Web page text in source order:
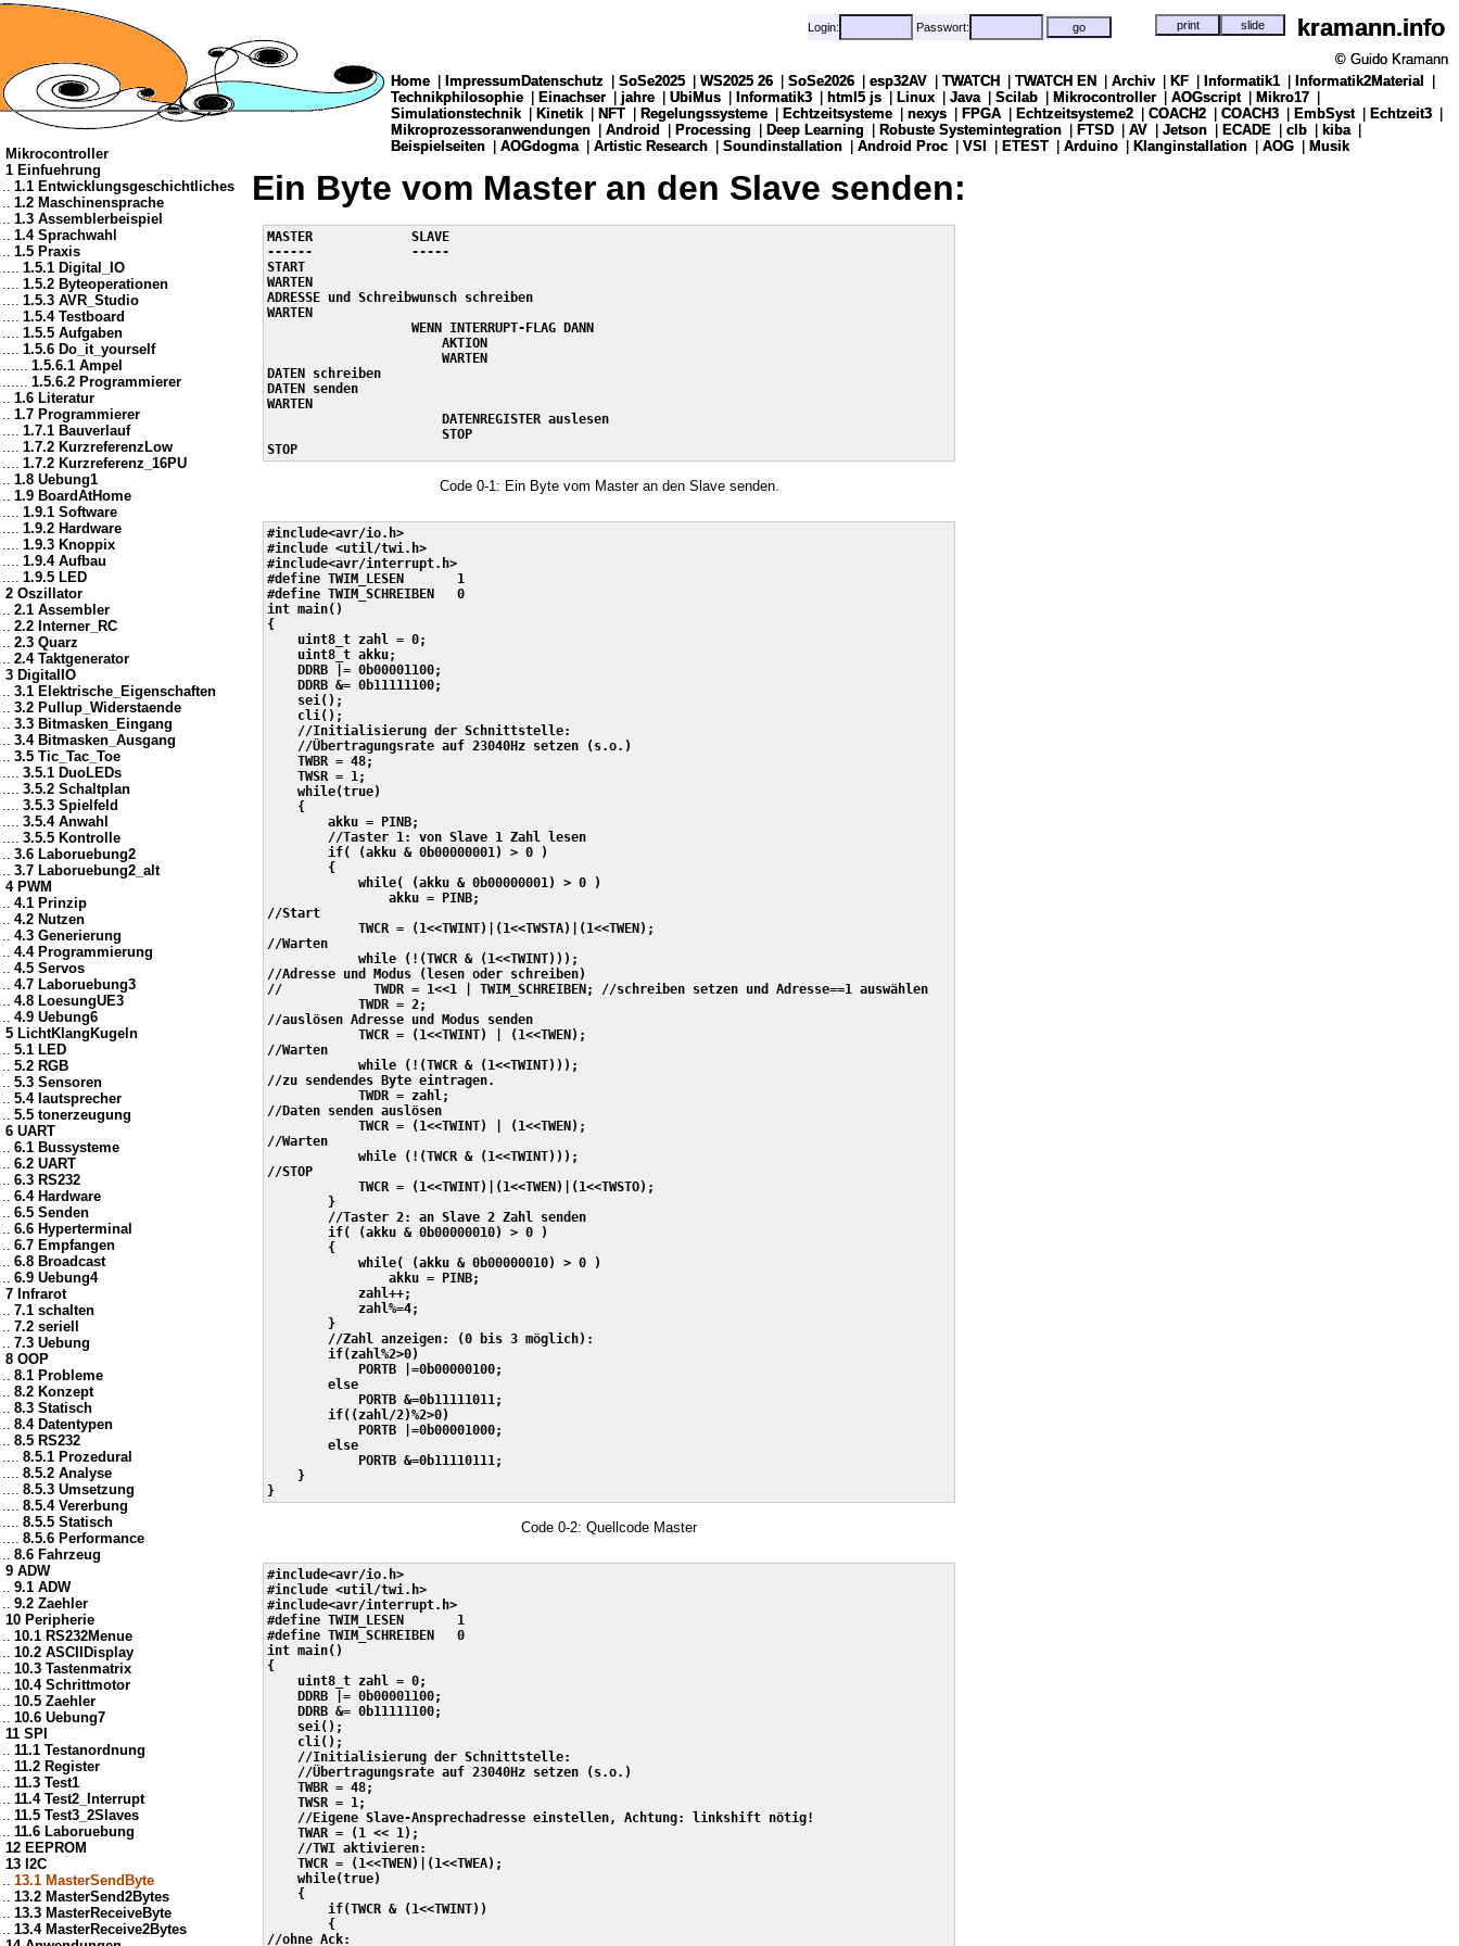
kramann.info
© Guido Kramann
Home
ImpressumDatenschutz SoSe2025 WS2025 26 SoSe2026 esp32AV TWATCH TWATCH EN Archiv KF Informatik1 Informatik2Material
Technikphilosophie
Einachser jahre UbiMus Informatik3 html5 js Linux Java Scilab Mikrocontroller AOGscript Mikro17
Simulationstechnik
Kinetik NFT Regelungssysteme Echtzeitsysteme nexys FPGA Echtzeitsysteme2 COACH2 COACH3 EmbSyst Echtzeit3
Mikroprozessoranwendungen
Android Processing Deep Learning Robuste Systemintegration FTSD AV Jetson ECADE clb kiba
Beispielseiten
AOGdogma Artistic Research Soundinstallation Android Proc VSI ETEST Arduino Klanginstallation AOG Musik
Login: Passwort:
Mikrocontroller
1 Einfuehrung
.. 1.1 Entwicklungsgeschichtliches
.. 1.2 Maschinensprache
.. 1.3 Assemblerbeispiel
.. 1.4 Sprachwahl
.. 1.5 Praxis
.... 1.5.1 Digital_IO
.... 1.5.2 Byteoperationen
.... 1.5.3 AVR_Studio
.... 1.5.4 Testboard
.... 1.5.5 Aufgaben
.... 1.5.6 Do_it_yourself
...... 1.5.6.1 Ampel
...... 1.5.6.2 Programmierer
.. 1.6 Literatur
.. 1.7 Programmierer
.... 1.7.1 Bauverlauf
.... 1.7.2 KurzreferenzLow
.... 1.7.2 Kurzreferenz_16PU
.. 1.8 Uebung1
.. 1.9 BoardAtHome
.... 1.9.1 Software
.... 1.9.2 Hardware
.... 1.9.3 Knoppix
.... 1.9.4 Aufbau
.... 1.9.5 LED
2 Oszillator
.. 2.1 Assembler
.. 2.2 Interner_RC
.. 2.3 Quarz
.. 2.4 Taktgenerator
3 DigitalIO
.. 3.1 Elektrische_Eigenschaften
.. 3.2 Pullup_Widerstaende
.. 3.3 Bitmasken_Eingang
.. 3.4 Bitmasken_Ausgang
.. 3.5 Tic_Tac_Toe
.... 3.5.1 DuoLEDs
.... 3.5.2 Schaltplan
.... 3.5.3 Spielfeld
.... 3.5.4 Anwahl
.... 3.5.5 Kontrolle
.. 3.6 Laboruebung2
.. 3.7 Laboruebung2_alt
4 PWM
.. 4.1 Prinzip
.. 4.2 Nutzen
.. 4.3 Generierung
.. 4.4 Programmierung
.. 4.5 Servos
.. 4.7 Laboruebung3
.. 4.8 LoesungUE3
.. 4.9 Uebung6
5 LichtKlangKugeln
.. 5.1 LED
.. 5.2 RGB
.. 5.3 Sensoren
.. 5.4 lautsprecher
.. 5.5 tonerzeugung
6 UART
.. 6.1 Bussysteme
.. 6.2 UART
.. 6.3 RS232
.. 6.4 Hardware
.. 6.5 Senden
.. 6.6 Hyperterminal
.. 6.7 Empfangen
.. 6.8 Broadcast
.. 6.9 Uebung4
7 Infrarot
.. 7.1 schalten
.. 7.2 seriell
.. 7.3 Uebung
8 OOP
.. 8.1 Probleme
.. 8.2 Konzept
.. 8.3 Statisch
.. 8.4 Datentypen
.. 8.5 RS232
.... 8.5.1 Prozedural
.... 8.5.2 Analyse
.... 8.5.3 Umsetzung
.... 8.5.4 Vererbung
.... 8.5.5 Statisch
.... 8.5.6 Performance
.. 8.6 Fahrzeug
9 ADW
.. 9.1 ADW
.. 9.2 Zaehler
10 Peripherie
.. 10.1 RS232Menue
.. 10.2 ASCIIDisplay
.. 10.3 Tastenmatrix
.. 10.4 Schrittmotor
.. 10.5 Zaehler
.. 10.6 Uebung7
11 SPI
.. 11.1 Testanordnung
.. 11.2 Register
.. 11.3 Test1
.. 11.4 Test2_Interrupt
.. 11.5 Test3_2Slaves
.. 11.6 Laboruebung
12 EEPROM
13 I2C
.. 13.1 MasterSendByte
.. 13.2 MasterSend2Bytes
.. 13.3 MasterReceiveByte
.. 13.4 MasterReceive2Bytes
kramann.info
© Guido Kramann
Home
ImpressumDatenschutz SoSe2025 WS2025 26 SoSe2026 esp32AV TWATCH TWATCH EN Archiv KF Informatik1 Informatik2Material
Technikphilosophie
Einachser jahre UbiMus Informatik3 html5 js Linux Java Scilab Mikrocontroller AOGscript Mikro17
Simulationstechnik
Kinetik NFT Regelungssysteme Echtzeitsysteme nexys FPGA Echtzeitsysteme2 COACH2 COACH3 EmbSyst Echtzeit3
Mikroprozessoranwendungen
Android Processing Deep Learning Robuste Systemintegration FTSD AV Jetson ECADE clb kiba
Beispielseiten
AOGdogma Artistic Research Soundinstallation Android Proc VSI ETEST Arduino Klanginstallation AOG Musik
Login: Passwort:
Ein Byte vom Master an den Slave senden:
MASTER             SLAVE
------             -----
START
WARTEN
ADRESSE und Schreibwunsch schreiben
WARTEN
                   WENN INTERRUPT-FLAG DANN
                       AKTION
                       WARTEN
DATEN schreiben
DATEN senden
WARTEN
                       DATENREGISTER auslesen
                       STOP
Code 0-1: Ein Byte vom Master an den Slave senden.
#include<avr/io.h>
#include <util/twi.h>
#include<avr/interrupt.h>
#define TWIM_LESEN       1
#define TWIM_SCHREIBEN   0
int main()
{
    uint8_t zahl = 0;
    uint8_t akku;
    DDRB |= 0b00001100;
    DDRB &= 0b11111100;
    sei();
    cli();
    //Initialisierung der Schnittstelle:
    //Übertragungsrate auf 23040Hz setzen (s.o.)
    TWBR = 48;
    TWSR = 1;
    while(true)
    {
        akku = PINB;
        //Taster 1: von Slave 1 Zahl lesen
        if( (akku & 0b00000001) > 0 )
        {
            while( (akku & 0b00000001) > 0 )
                akku = PINB;
//Start
            TWCR = (1<<TWINT)|(1<<TWSTA)|(1<<TWEN);
//Warten
            while (!(TWCR & (1<<TWINT)));
//Adresse und Modus (lesen oder schreiben)
//            TWDR = 1<<1 | TWIM_SCHREIBEN; //schreiben setzen und Adresse==1 auswählen
            TWDR = 2;
//auslösen Adresse und Modus senden
            TWCR = (1<<TWINT) | (1<<TWEN);
//Warten
            while (!(TWCR & (1<<TWINT)));
//zu sendendes Byte eintragen.
            TWDR = zahl;
//Daten senden auslösen
            TWCR = (1<<TWINT) | (1<<TWEN);
//Warten
            while (!(TWCR & (1<<TWINT)));
//STOP
            TWCR = (1<<TWINT)|(1<<TWEN)|(1<<TWSTO);
        }
        //Taster 2: an Slave 2 Zahl senden
        if( (akku & 0b00000010) > 0 )
        {
            while( (akku & 0b00000010) > 0 )
                akku = PINB;
            zahl++;
            zahl%=4;
        }
        //Zahl anzeigen: (0 bis 3 möglich):
        if(zahl%2>0)
            PORTB |=0b00000100;
        else
            PORTB &=0b11111011;
        if((zahl/2)%2>0)
            PORTB |=0b00001000;
        else
            PORTB &=0b11110111;
    }
Code 0-2: Quellcode Master
#include<avr/io.h>
#include <util/twi.h>
#include<avr/interrupt.h>
#define TWIM_LESEN       1
#define TWIM_SCHREIBEN   0
int main()
{
    uint8_t zahl = 0;
    DDRB |= 0b00001100;
    DDRB &= 0b11111100;
    sei();
    cli();
    //Initialisierung der Schnittstelle:
    //Übertragungsrate auf 23040Hz setzen (s.o.)
    TWBR = 48;
    TWSR = 1;
    //Eigene Slave-Ansprechadresse einstellen, Achtung: linkshift nötig!
    TWAR = (1 << 1);
    //TWI aktivieren:
    TWCR = (1<<TWEN)|(1<<TWEA);
    while(true)
    {
        if(TWCR & (1<<TWINT))
        {
//ohne Ack: